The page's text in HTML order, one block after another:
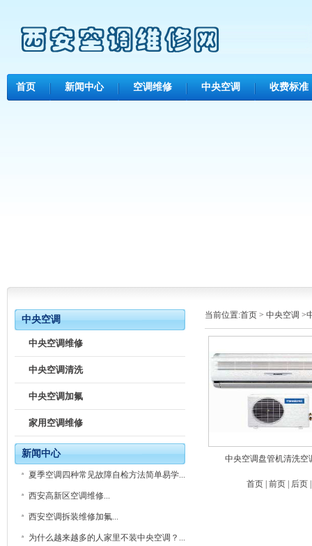
首页 新闻中心 空调维修 中央空调 收费标准
中央空调
中央空调维修
中央空调清洗
中央空调加氟
家用空调维修
新闻中心
夏季空调四种常见故障自检方法简单易学...
西安高新区空调维修...
西安空调拆装维修加氟...
为什么越来越多的人家里不装中央空调？...
当前位置:首页 > 中央空调 >
中央空调盘管机清洗空
首页 | 前页 | 后页